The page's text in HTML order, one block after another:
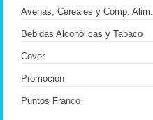
Avenas, Cereales y Comp. Alim.
Bebidas Alcohólicas y Tabaco
Cover
Promocion
Puntos Franco